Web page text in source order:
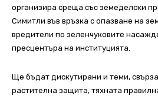
организира среща със земеделски
Симитли във връзка с опазване на
вредители по зеленчуковите
пресцентъра на институцията.
Ще бъдат дискутирани и теми,
растителна защита, тяхната